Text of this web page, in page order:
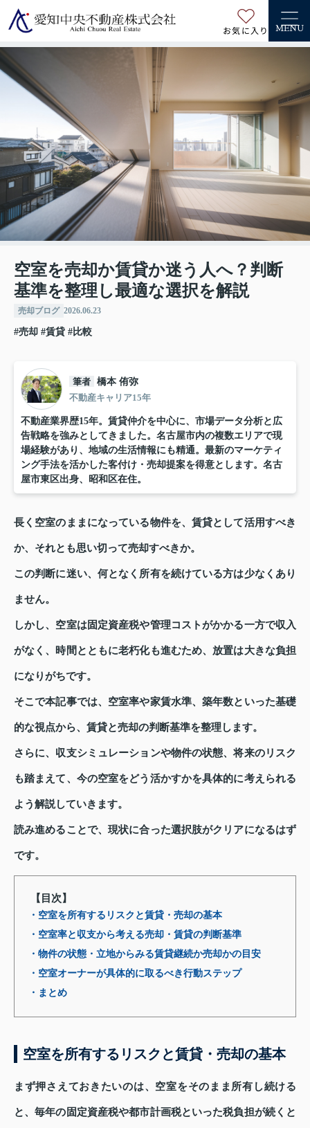
お気に入り MENU
空室を売却か賃貸か迷う人へ？判断
基準を整理し最適な選択を解説
売却ブログ 2026.06.23
#売却 #賃貸 #比較
筆者 橋本 侑弥
不動産キャリア15年
不動産業界歴15年。賃貸仲介を中心に、市場データ分析と広
告戦略を強みとしてきました。名古屋市内の複数エリアで現
場経験があり、地域の生活情報にも精通。最新のマーケティ
ング手法を活かした客付け・売却提案を得意とします。名古
屋市東区出身、昭和区在住。
長く空室のままになっている物件を、賃貸として活用すべき
か、それとも思い切って売却すべきか。
この判断に迷い、何となく所有を続けている方は少なくあり
ません。
しかし、空室は固定資産税や管理コストがかかる一方で収入
がなく、時間とともに老朽化も進むため、放置は大きな負担
になりがちです。
そこで本記事では、空室率や家賃水準、築年数といった基礎
的な視点から、賃貸と売却の判断基準を整理します。
さらに、収支シミュレーションや物件の状態、将来のリスク
も踏まえて、今の空室をどう活かすかを具体的に考えられる
よう解説していきます。
読み進めることで、現状に合った選択肢がクリアになるはず
です。
【目次】
・空室を所有するリスクと賃貸・売却の基本
・空室率と収支から考える売却・賃貸の判断基準
・物件の状態・立地からみる賃貸継続か売却かの目安
・空室オーナーが具体的に取るべき行動ステップ
・まとめ
空室を所有するリスクと賃貸・売却の基本
まず押さえておきたいのは、空室をそのまま所有し続ける
と、毎年の固定資産税や都市計画税といった税負担が続くと